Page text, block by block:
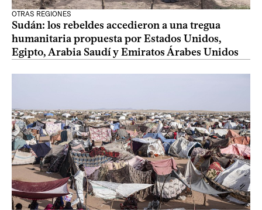
OTRAS REGIONES
Sudán: los rebeldes accedieron a una tregua
humanitaria propuesta por Estados Unidos,
Egipto, Arabia Saudí y Emiratos Árabes Unidos